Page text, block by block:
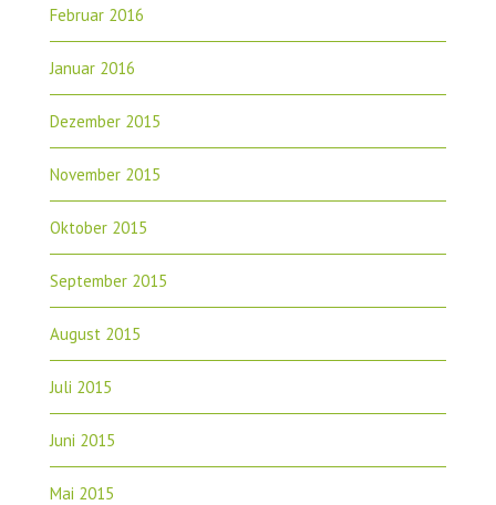
Februar 2016
Januar 2016
Dezember 2015
November 2015
Oktober 2015
September 2015
August 2015
Juli 2015
Juni 2015
Mai 2015